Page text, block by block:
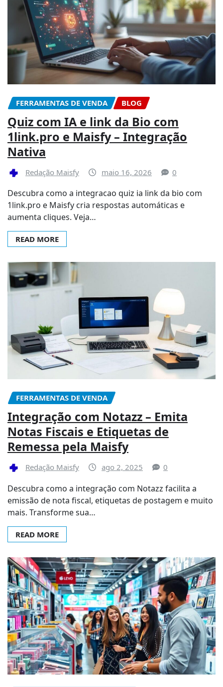
FERRAMENTAS DE VENDA BLOG
Quiz com IA e link da Bio com
1link.pro e Maisfy – Integração
Nativa
Redação Maisfy maio 16, 2026 0
Descubra como a integracao quiz ia link da bio com
1link.pro e Maisfy cria respostas automáticas e
aumenta cliques. Veja…
READ MORE
FERRAMENTAS DE VENDA
Integração com Notazz – Emita
Notas Fiscais e Etiquetas de
Remessa pela Maisfy
Redação Maisfy ago 2, 2025 0
Descubra como a integração com Notazz facilita a
emissão de nota fiscal, etiquetas de postagem e muito
mais. Transforme sua…
READ MORE